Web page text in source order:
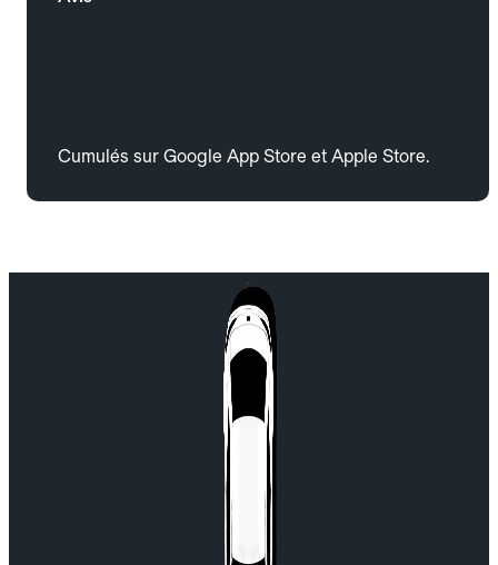
Cumulés sur Google App Store et Apple Store.